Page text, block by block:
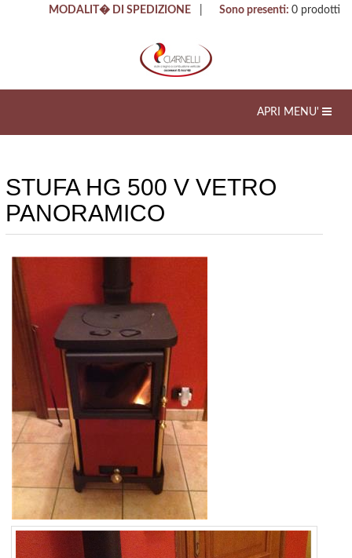
MODALIT� DI SPEDIZIONE
Sono presenti: 0 prodotti
Toggle
APRI MENU'
STUFA HG 500 V VETRO
PANORAMICO